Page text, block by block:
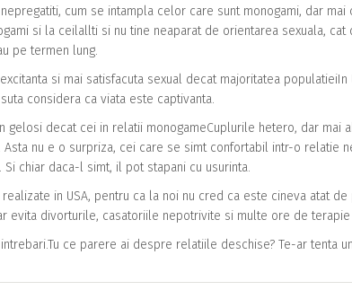
cum se intampla celor care sunt monogami, dar mai
si la ceilallti si nu tine neaparat de orientarea sexuala,
pe termen lung.
si mai satisfacuta sexual decat majoritatea
considera ca viata este captivanta.
gelosi decat cei in relatii monogameCuplurile hetero, dar mai
nu e o surpriza, cei care se simt confortabil intr-o relatie
chiar daca-l simt, il pot stapani cu usurinta.
in USA, pentru ca la noi nu cred ca este cineva atat
evita divorturile, casatoriile nepotrivite si multe ore de terapie
ce parere ai despre relatiile deschise? Te-ar tenta